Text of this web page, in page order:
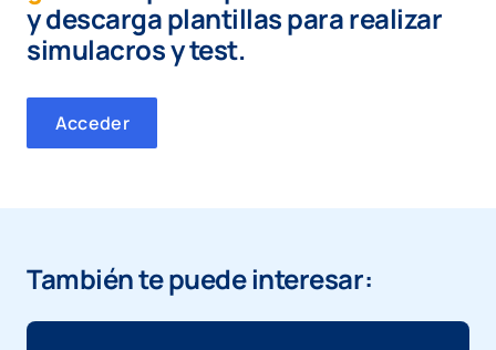
ydescarga plantillas para realizar
simulacros y test.
Acceder
También te puede interesar: